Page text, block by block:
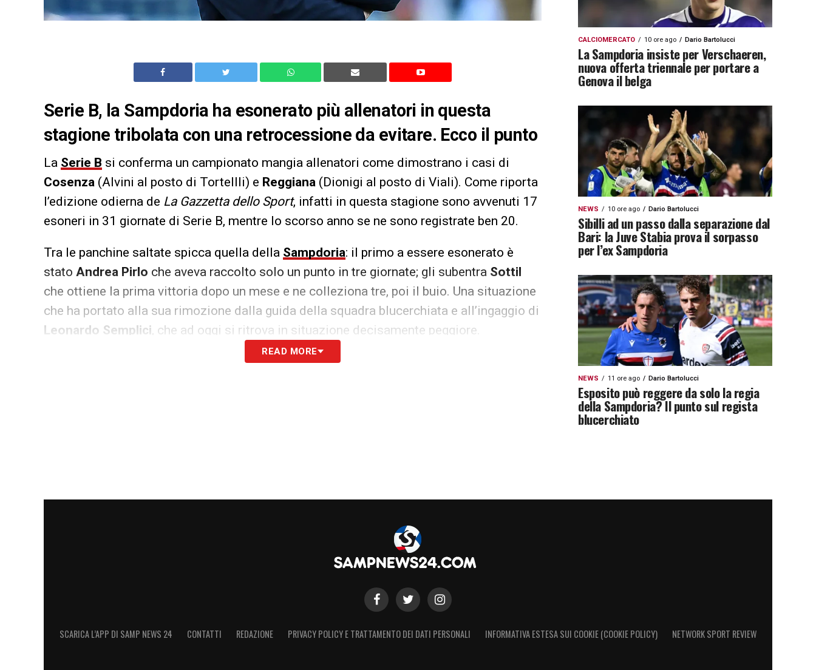
Serie B, la Sampdoria ha esonerato più allenatori in questa
stagione tribolata con una retrocessione da evitare. Ecco il punto
La Serie B si conferma un campionato mangia allenatori come dimostrano i casi di
Cosenza (Alvini al posto di Tortellli) e Reggiana (Dionigi al posto di Viali). Come riporta
l’edizione odierna de La Gazzetta dello Sport, infatti in questa stagione sono avvenuti 17
esoneri in 31 giornate di Serie B, mentre lo scorso anno se ne sono registrate ben 20.
Tra le panchine saltate spicca quella della Sampdoria: il primo a essere esonerato è
stato Andrea Pirlo che aveva raccolto solo un punto in tre giornate; gli subentra Sottil
che ottiene la prima vittoria dopo un mese e ne colleziona tre, poi il buio. Una situazione
che ha portato alla sua rimozione dalla guida della squadra blucerchiata e all’ingaggio di
Leonardo Semplici , che ad oggi si ritrova in situazione decisamente peggiore.
LA PLAYLIST DELLE NOSTRE TOP NEWS
READ MORE
CALCIOMERCATO 10 ore ago Dario Bartolucci
La Sampdoria insiste per Verschaeren,
nuova offerta triennale per portare a
Genova il belga
NEWS 10 ore ago Dario Bartolucci
Sibilli ad un passo dalla separazione dal
Bari: la Juve Stabia prova il sorpasso
per l’ex Sampdoria
NEWS 11 ore ago Dario Bartolucci
Esposito può reggere da solo la regia
della Sampdoria? Il punto sul regista
blucerchiato
SCARICA L’APP DI SAMP NEWS 24 CONTATTI REDAZIONE PRIVACY POLICY E TRATTAMENTO DEI DATI PERSONALI INFORMATIVA ESTESA SUI COOKIE (COOKIE POLICY) NETWORK SPORT REVIEW